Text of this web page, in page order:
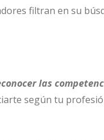
filtran en su
las
según tu